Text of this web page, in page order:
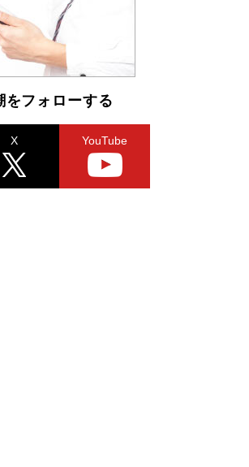
をフォローする
X YouTube